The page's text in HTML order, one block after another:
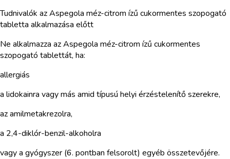
Tudnivalók az Aspegola méz-citrom ízű cukormentes szopogató
tabletta alkalmazása előtt
Ne alkalmazza az Aspegola méz-citrom ízű cukormentes
szopogató tablettát, ha:
allergiás
a lidokainra vagy más amid típusú helyi érzéstelenítő szerekre,
az amilmetakrezolra,
a 2,4-diklór-benzil-alkoholra
vagy a gyógyszer (6. pontban felsorolt) egyéb összetevőjére.